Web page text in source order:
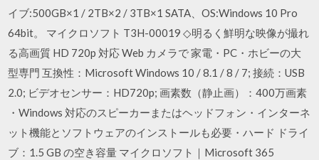
イブ:500GB×1 / 2TB×2 / 3TB×1 SATA、OS:Windows 10 Pro
64bit。 マイクロソフト T3H-00019 ◇明るく鮮明な映像が撮れ
る高画質 HD 720p 対応 Web カメラで 家電・PC・ホビーの大
型専門 互換性：Microsoft Windows 10 / 8.1 / 8 / 7; 接続：USB
2.0; ビデオセンサー：HD720p; 画素数（静止画）：400万画素
・Windows 対応のスピーカーまたはヘッドフォン・インターネ
ット機能とソフトウェアのインストールも必要・ハード ドライ
ブ：1.5 GB の空き容量 マイクロソフト｜Microsoft 365